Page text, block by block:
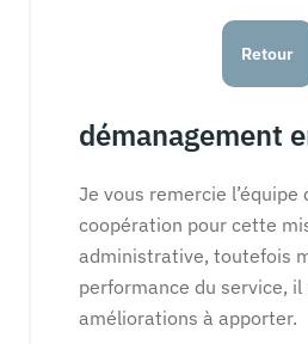
Retour
démanagement
Je vous remercie l’équipe
coopération pour cette
administrative, toutefois
performance du service,
améliorations à apporter.